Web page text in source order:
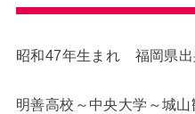
昭和47年生まれ 福岡県
明善高校～中央大学～城